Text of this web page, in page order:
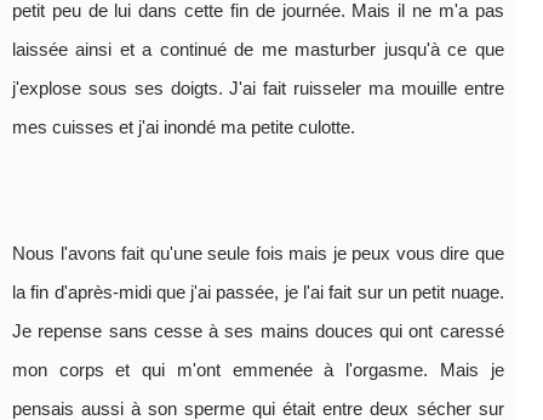
petit peu de lui dans cette fin de journée. Mais il ne m'a pas
laissée ainsi et a continué de me masturber jusqu'à ce que
j'explose sous ses doigts. J'ai fait ruisseler ma mouille entre
mes cuisses et j'ai inondé ma petite culotte.
Nous l'avons fait qu'une seule fois mais je peux vous dire que
la fin d'après-midi que j'ai passée, je l'ai fait sur un petit nuage.
Je repense sans cesse à ses mains douces qui ont caressé
mon corps et qui m'ont emmenée à l'orgasme. Mais je
pensais aussi à son sperme qui était entre deux sécher sur